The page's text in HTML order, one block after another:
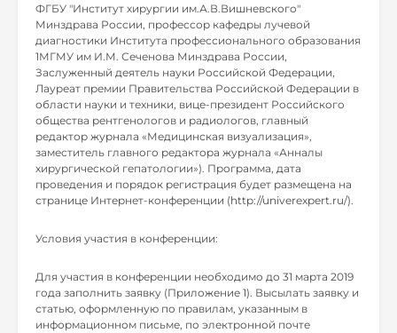
ФГБУ "Институт хирургии им.А.В.Вишневского"
Минздрава России, профессор кафедры лучевой
диагностики Института профессионального образования
1МГМУ им И.М. Сеченова Минздрава России,
Заслуженный деятель науки Российской Федерации,
Лауреат премии Правительства Российской Федерации в
области науки и техники, вице-президент Российского
общества рентгенологов и радиологов, главный
редактор журнала «Медицинская визуализация»,
заместитель главного редактора журнала «Анналы
хирургической гепатологии»). Программа, дата
проведения и порядок регистрация будет размещена на
странице Интернет-конференции (http://univerexpert.ru/).
Условия участия в конференции:
Для участия в конференции необходимо до 31 марта 2019
года заполнить заявку (Приложение 1). Высылать заявку и
статью, оформленную по правилам, указанным в
информационном письме, по электронной почте